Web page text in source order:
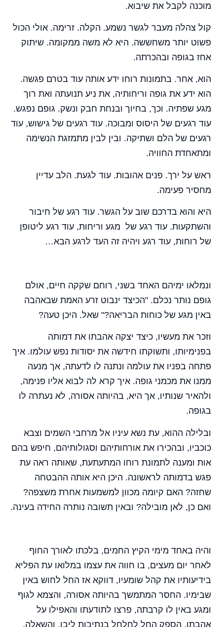
מוכנה לקבל את שיבוא.
קול צהלה מעבר לגשר נשמע. הקלה. זרימה. אולי הכול
פשוט יותר משחששה. היא לא משה ממקומה. שיתוק
אחז בגופה ובהכרתה.
הוא, אחר. בתמונות רוחו ידע אותה עוד בטרם פגשה.
הוא ידע את גופה וריחותיה, את ניע תנועתה ואת רוך
מגע שפתיה. וכך, בחיוך ובנחת חבק ונשק. גופם נפגש.
עוד רגעים של היסוס ומבוכה. עוד רגעים של גישוש, עוד
רגעים של הלם ושתיקה. ובין לבין מתמזגת הנשימה
ומתאחדת החוויה.
ראש על ירך. פנים אהובות. עוד לגעת. הלב עדיין
מחסיר פעימה.
היא והוא בדרכם שוב על הגשר. עוד רגע של חיבור
והשתקעות. עוד רגע של מגע וריחות, עוד רגע ליטופן
של רוחות, עוד רגע ויהיה זה העד לרגע הבא…
ונמלאו ימיהם האחד בשני, רוחם שקקה חיים, אולם
גופם נותר נכלם. "הכיצד ינבוט זרע האמת שבאהבה
באין מגע של כוחות הבריאה?" שאל. היכן טעה?
וזכר את מעשיו, כיצד יצקה אהבתו את דמותה
בפנימיותו, ותשוקתו חידשה את יסודות נפש עולמו. איך
פתחה בפניו את עולמה ונתנה לו לדעתה, אך מנעה
ממנו את מכמני גופה. איך קרא לה לבוא אליו פנימה,
ולהאיר שנותיו, אך היא, בהיותה אסורה, לא נעתרה לו
בגופה.
ובלילה ההוא, עת נשא עיניו אל מרחבי השמים וצבא
כוכביו, ובהכירו את אורחותיהם וסגולותיהם, חיפש בהם
אות ומענה לתמונת רוחו המתעתעת, שאותה ראה עת
פגש בדמותה לראשונה. היכן היא אותה ההבטחה
שחזה? האם קיומה מכוון למשמעות אחרת משצפה?
ואם כן, לאן מובילה? ובאין תשובה נותרה החידה בעינה.
והיה באחד מימי הקיץ החמים, בלכתו לאורך החוף
לאחר יום מעצים, בו חווה את עצמו במלואו עת הפליא
בידיעותיו את קהל שומעיו, דווקא אז החל לחוש באין
שבימיו. החסר המתמשך בהיותה אסורה, והצמא לגוף
ומגע באין לו קרבתה, פרצו לתודעתו והאפילו על
אהבתו. הספק החל לחלחל בנתיבות ליבו, והשאלה,